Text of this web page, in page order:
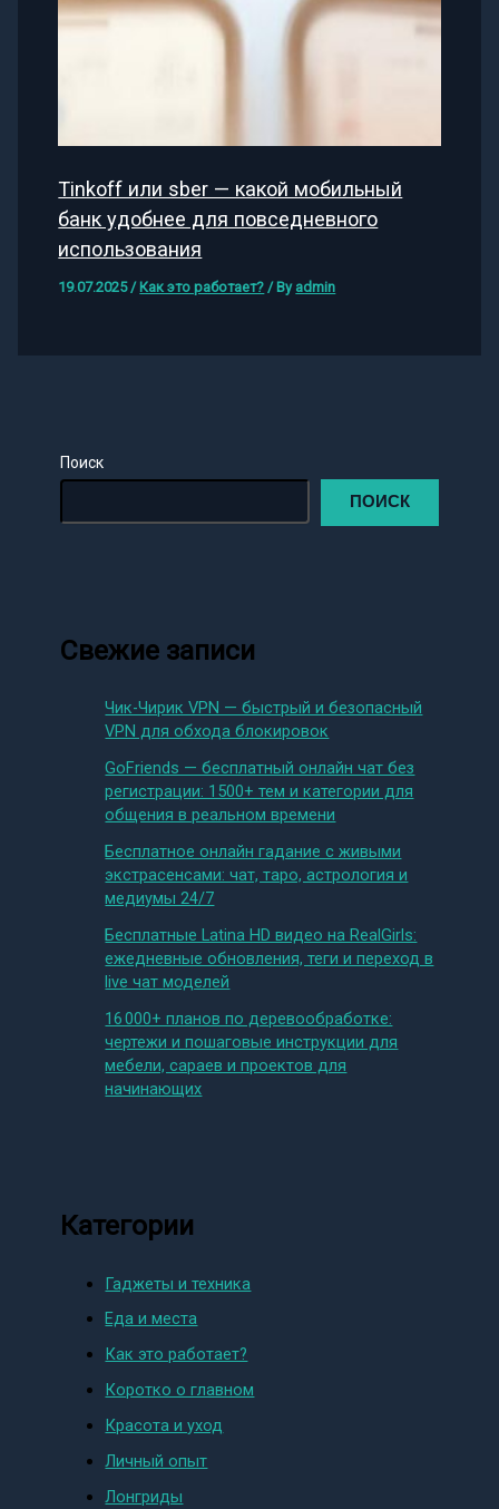
Tinkoff или sber — какой мобильный
банк удобнее для повседневного
использования
19.07.2025 / Как это работает? / By admin
Поиск
ПОИСК
Свежие записи
Чик-Чирик VPN — быстрый и безопасный
VPN для обхода блокировок
GoFriends — бесплатный онлайн чат без
регистрации: 1500+ тем и категории для
общения в реальном времени
Бесплатное онлайн гадание с живыми
экстрасенсами: чат, таро, астрология и
медиумы 24/7
Бесплатные Latina HD видео на RealGirls:
ежедневные обновления, теги и переход в
live чат моделей
16 000+ планов по деревообработке:
чертежи и пошаговые инструкции для
мебели, сараев и проектов для
начинающих
Категории
Гаджеты и техника
Еда и места
Как это работает?
Коротко о главном
Красота и уход
Личный опыт
Лонгриды